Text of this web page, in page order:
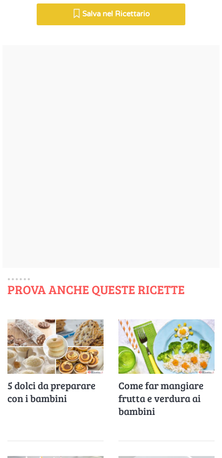
Salva nel Ricettario
PROVA ANCHE QUESTE RICETTE
5 dolci da preparare
con i bambini
Come far mangiare
frutta e verdura ai
bambini